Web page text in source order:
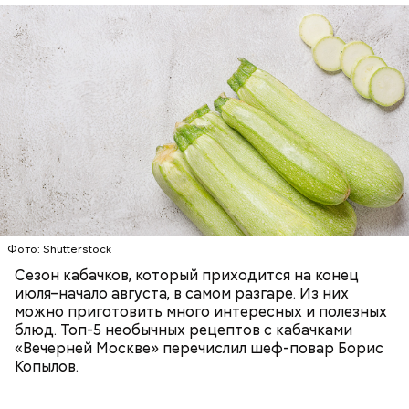
Фото: Shutterstock
Сезон кабачков, который приходится на конец
июля–начало августа, в самом разгаре. Из них
можно приготовить много интересных и полезных
блюд. Топ-5 необычных рецептов с кабачками
«Вечерней Москве» перечислил шеф-повар Борис
Копылов.
Ингредиенты:
ЕДА ОВОЩИ РЕЦЕПТЫ
Вред дыни
Фото: Shutterstock